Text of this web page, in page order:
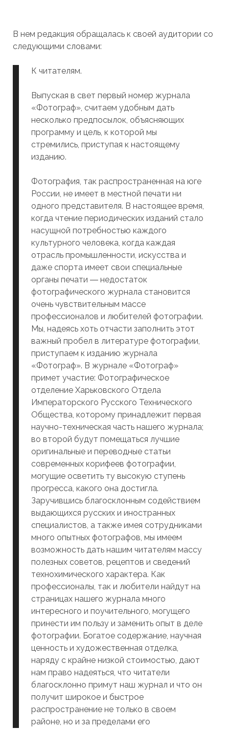
В нем редакция обращалась к своей аудитории со
следующими словами:
К читателям.
Выпуская в свет первый номер журнала
«Фотограф», считаем удобным дать
несколько предпосылок, объясняющих
программу и цель, к которой мы
стремились, приступая к настоящему
изданию.
Фотография, так распространенная на юге
России, не имеет в местной печати ни
одного представителя. В настоящее время,
когда чтение периодических изданий стало
насущной потребностью каждого
культурного человека, когда каждая
отрасль промышленности, искусства и
даже спорта имеет свои специальные
органы печати ― недостаток
фотографического журнала становится
очень чувствительным массе
профессионалов и любителей фотографии.
Мы, надеясь хоть отчасти заполнить этот
важный пробел в литературе фотографии,
приступаем к изданию журнала
«Фотограф». В журнале «Фотограф»
примет участие: Фотографическое
отделение Харьковского Отдела
Императорского Русского Технического
Общества, которому принадлежит первая
научно-техническая часть нашего журнала;
во второй будут помещаться лучшие
оригинальные и переводные статьи
современных корифеев фотографии,
могущие осветить ту высокую ступень
прогресса, какого она достигла.
Заручившись благосклонным содействием
выдающихся русских и иностранных
специалистов, а также имея сотрудниками
много опытных фотографов, мы имеем
возможность дать нашим читателям массу
полезных советов, рецептов и сведений
технохимического характера. Как
профессионалы, так и любители найдут на
страницах нашего журнала много
интересного и поучительного, могущего
принести им пользу и заменить опыт в деле
фотографии. Богатое содержание, научная
ценность и художественная отделка,
наряду с крайне низкой стоимостью, дают
нам право надеяться, что читатели
благосклонно примут наш журнал и что он
получит широкое и быстрое
распространение не только в своем
районе, но и за пределами его